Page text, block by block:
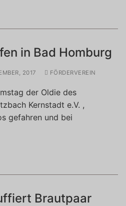
in Bad Homburg
2017 FÖRDERVEREIN
der Oldie des
Kernstadt e.V. ,
gefahren und bei
Brautpaar